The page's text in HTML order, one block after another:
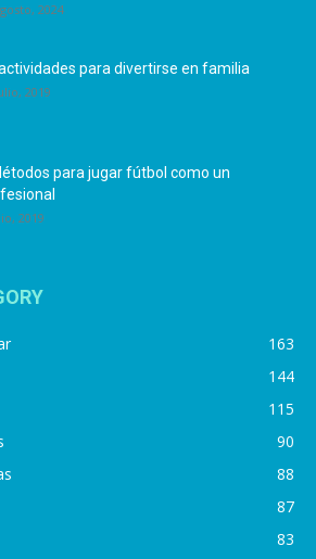
2024
para divertirse en familia
2019
para jugar fútbol como un
2019
163
144
115
90
88
87
83